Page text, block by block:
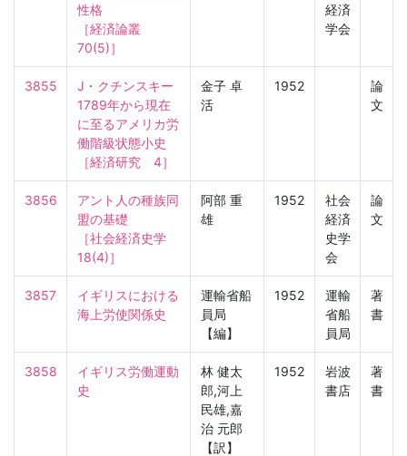
性格
［経済論叢
70(5)］
経済
学会
3855
J・クチンスキー
1789年から現在
に至るアメリカ労
働階級状態小史
［経済研究　4］
金子 卓
活
1952
論
文
3856
アント人の種族同
盟の基礎
［社会経済史学
18(4)］
阿部 重
雄
1952
社会
経済
史学
会
論
文
3857
イギリスにおける
海上労使関係史
運輸省船
員局
【編】
1952
運輸
省船
員局
著
書
3858
イギリス労働運動
史
林 健太
郎,河上
民雄,嘉
治 元郎
【訳】
1952
岩波
書店
著
書